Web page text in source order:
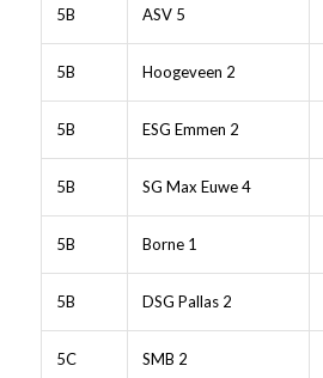
5B ASV 5
5B Hoogeveen 2
5B ESG Emmen 2
5B SG Max Euwe 4
5B Borne 1
5B DSG Pallas 2
5C SMB 2